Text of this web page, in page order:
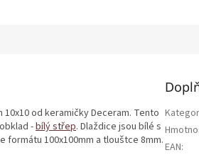
od keramičky Deceram. Tento
-bílý střep. Dlaždice jsou bílé s
100x100mm a tlouštce 8mm.EAN: